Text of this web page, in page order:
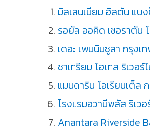
มิลเลนเนียม ฮิลตัน แบ
รอยัล ออคิด เชอราตัน
เดอะ เพนนินซูลา กรุงเ
ชาเทรียม โฮเทล ริเวอ
แมนดาริน โอเรียนเต็ล
โรงแรมอวานีพลัส ริเว
Anantara Riverside